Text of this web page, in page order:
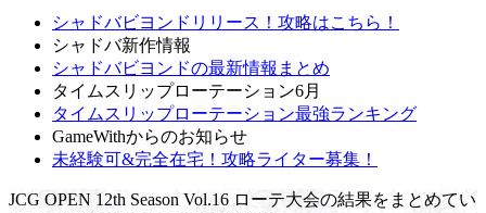
シャドバビヨンドリリース！攻略はこちら！
シャドバ新作情報
シャドバビヨンドの最新情報まとめ
タイムスリップローテーション6月
タイムスリップローテーション最強ランキング
GameWithからのお知らせ
未経験可&完全在宅！攻略ライター募集！
JCG OPEN 12th Season Vol.16 ローテ大会の結果をまとめてい